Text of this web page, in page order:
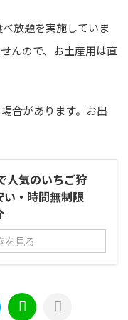
放題を実施していま
んので、お土産用は直
合があります。お出
人気のいちご狩
い・時間無制限
を見る